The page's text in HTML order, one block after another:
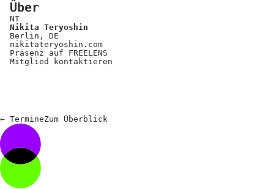
Über
NT
Nikita Teryoshin
Berlin, DE
nikitateryoshin.com
Präsenz auf FREELENS
Mitglied kontaktieren
← TermineZum Überblick